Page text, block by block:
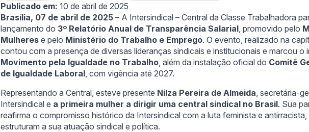
Publicado em: 10 de abril de 2025
Brasília, 07 de abril de 2025 – A Intersindical – Central da Classe Trabalhadora
lançamento do 3º Relatório Anual de Transparência Salarial , promovido pelo
Mulheres e pelo Ministério do Trabalho e Emprego. O evento, realizado na
contou com a presença de diversas lideranças sindicais e institucionais e marcou o
Movimento pela Igualdade no Trabalho , além da instalação oficial do Comitê
de Igualdade Laboral , com vigência até 2027.
Representando a Central, esteve presente Nilza Pereira de Almeida , secretária-
Intersindical e a primeira mulher a dirigir uma central sindical no Brasil. Sua
reafirma o compromisso histórico da Intersindical com a luta feminista e antirracista,
estruturam a sua atuação sindical e política.